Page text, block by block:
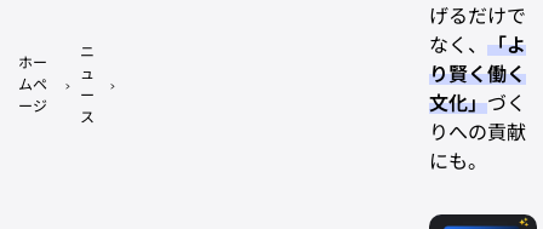
ホー
ムペ
ージ
ニ
ュ
ー
ス
げるだけで
なく、 「よ
り賢く働く
文化」づく
りへの貢献
にも。